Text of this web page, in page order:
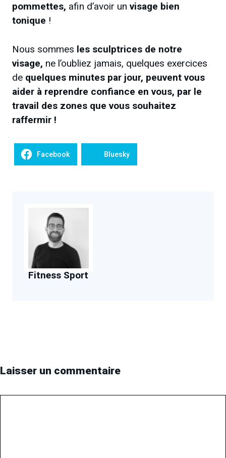
pommettes, afin d’avoir un visage bien
tonique !
Nous sommes les sculptrices de notre
visage, ne l’oubliez jamais, quelques exercices
de quelques minutes par jour, peuvent vous
aider à reprendre confiance en vous, par le
travail des zones que vous souhaitez
raffermir !
Facebook Bluesky
Fitness Sport
Laisser un commentaire